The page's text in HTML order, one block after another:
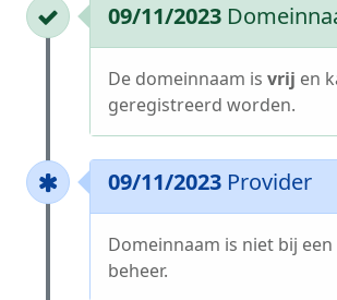
09/11/2023
De domeinnaam is vrij en
geregistreerd worden.
09/11/2023 Provider
Domeinnaam is niet bij
beheer.